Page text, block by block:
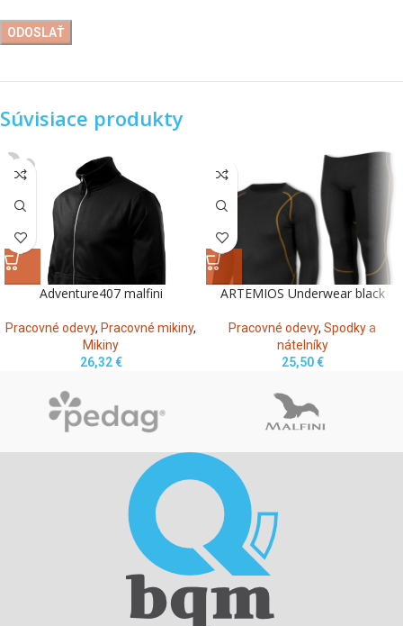
Súvisiace produkty
Adventure407 malfini
Pracovné odevy, Pracovné mikiny,
Mikiny
26,32€
ARTEMIOS Underwear black
Pracovné odevy, Spodky a
nátelníky
25,50€